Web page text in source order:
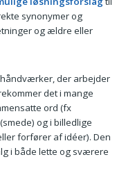
synonymer og
og ældre eller
der arbejder
det i mange
ord (fx
og i billedlige
forfører af idéer). Den
i både lette og sværere